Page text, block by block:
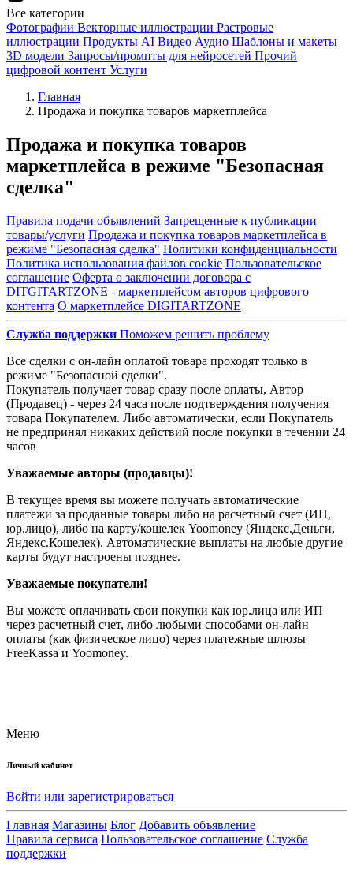
Все категории
Фотографии Векторные иллюстрации Растровые
иллюстрации Продукты AI Видео Аудио Шаблоны и макеты
3D модели Запросы/промпты для нейросетей Прочий
цифровой контент Услуги
Главная
Продажа и покупка товаров маркетплейса
Продажа и покупка товаров
маркетплейса в режиме "Безопасная
сделка"
Правила подачи объявлений Запрещенные к публикации
товары/услуги Продажа и покупка товаров маркетплейса в
режиме "Безопасная сделка" Политики конфиденциальности
Политика использования файлов cookie Пользовательское
соглашение Оферта о заключении договора с
DITGITARTZONE - маркетплейсом авторов цифрового
контента О маркетплейсе DIGITARTZONE
Служба поддержки Поможем решить проблему
Все сделки с он-лайн оплатой товара проходят только в
режиме "Безопасной сделки".
Покупатель получает товар сразу после оплаты, Автор
(Продавец) - через 24 часа после подтверждения получения
товара Покупателем. Либо автоматически, если Покупатель
не предпринял никаких действий после покупки в течении 24
часов
Уважаемые авторы (продавцы)!
В текущее время вы можете получать автоматические
платежи за проданные товары либо на расчетный счет (ИП,
юр.лицо), либо на карту/кошелек Yoomoney (Яндекс.Деньги,
Яндекс.Кошелек). Автоматические выплаты на любые другие
карты будут настроены позднее.
Уважаемые покупатели!
Вы можете оплачивать свои покупки как юр.лица или ИП
через расчетный счет, либо любыми способами он-лайн
оплаты (как физическое лицо) через платежные шлюзы
FreeKassa и Yoomoney.
Меню
Личный кабинет
Войти или зарегистрироваться
Главная Магазины Блог Добавить объявление
Правила сервиса Пользовательское соглашение Служба
поддержки